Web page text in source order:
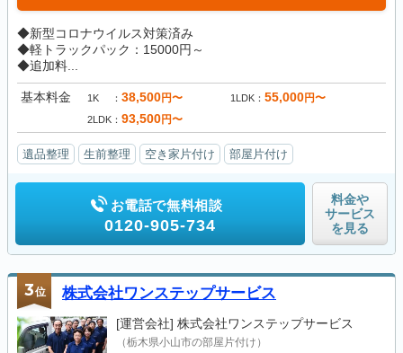
◆新型コロナウイルス対策済み
◆軽トラックパック：15000円～
◆追加料...
基本料金 1K 38,500円〜 1LDK 55,000円〜
2LDK 93,500円〜
遺品整理 生前整理 空き家片付け 部屋片付け
お電話で無料相談
0120-905-734
料金や
サービス
を見る
3位 株式会社ワンステップサービス
[運営会社] 株式会社ワンステップサービス
（栃木県小山市の部屋片付け）